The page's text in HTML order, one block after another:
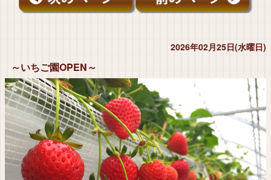
2026年02月25日(水曜日)
～いちご園OPEN～